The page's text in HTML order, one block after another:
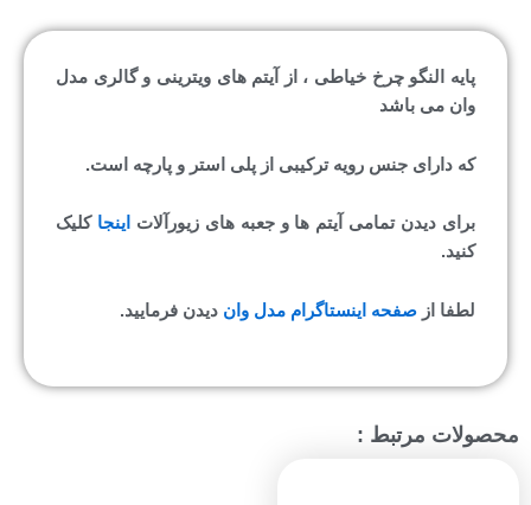
پایه النگو چرخ خیاطی ، از آیتم های ویترینی و گالری مدل
وان می باشد
که دارای جنس رویه ترکیبی از پلی استر و پارچه است.
برای دیدن تمامی آیتم ها و جعبه های زیورآلات اینجا کلیک
کنید.
لطفا از صفحه اینستاگرام مدل وان دیدن فرمایید.
محصولات مرتبط :